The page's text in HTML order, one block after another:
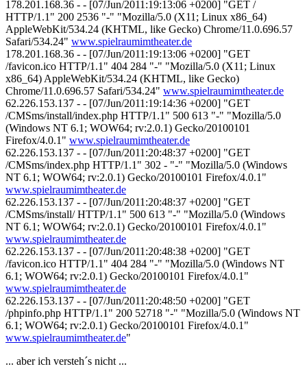
178.201.168.36 - - [07/Jun/2011:19:13:06 +0200] "GET /
HTTP/1.1" 200 2536 "-" "Mozilla/5.0 (X11; Linux x86_64)
AppleWebKit/534.24 (KHTML, like Gecko) Chrome/11.0.696.57
Safari/534.24" www.spielraumimtheater.de
178.201.168.36 - - [07/Jun/2011:19:13:06 +0200] "GET
/favicon.ico HTTP/1.1" 404 284 "-" "Mozilla/5.0 (X11; Linux
x86_64) AppleWebKit/534.24 (KHTML, like Gecko)
Chrome/11.0.696.57 Safari/534.24" www.spielraumimtheater.de
62.226.153.137 - - [07/Jun/2011:19:14:36 +0200] "GET
/CMSms/install/index.php HTTP/1.1" 500 613 "-" "Mozilla/5.0
(Windows NT 6.1; WOW64; rv:2.0.1) Gecko/20100101
Firefox/4.0.1" www.spielraumimtheater.de
62.226.153.137 - - [07/Jun/2011:20:48:37 +0200] "GET
/CMSms/index.php HTTP/1.1" 302 - "-" "Mozilla/5.0 (Windows
NT 6.1; WOW64; rv:2.0.1) Gecko/20100101 Firefox/4.0.1"
www.spielraumimtheater.de
62.226.153.137 - - [07/Jun/2011:20:48:37 +0200] "GET
/CMSms/install/ HTTP/1.1" 500 613 "-" "Mozilla/5.0 (Windows
NT 6.1; WOW64; rv:2.0.1) Gecko/20100101 Firefox/4.0.1"
www.spielraumimtheater.de
62.226.153.137 - - [07/Jun/2011:20:48:38 +0200] "GET
/favicon.ico HTTP/1.1" 404 284 "-" "Mozilla/5.0 (Windows NT
6.1; WOW64; rv:2.0.1) Gecko/20100101 Firefox/4.0.1"
www.spielraumimtheater.de
62.226.153.137 - - [07/Jun/2011:20:48:50 +0200] "GET
/phpinfo.php HTTP/1.1" 200 52718 "-" "Mozilla/5.0 (Windows NT
6.1; WOW64; rv:2.0.1) Gecko/20100101 Firefox/4.0.1"
www.spielraumimtheater.de"
... aber ich versteh´s nicht ...